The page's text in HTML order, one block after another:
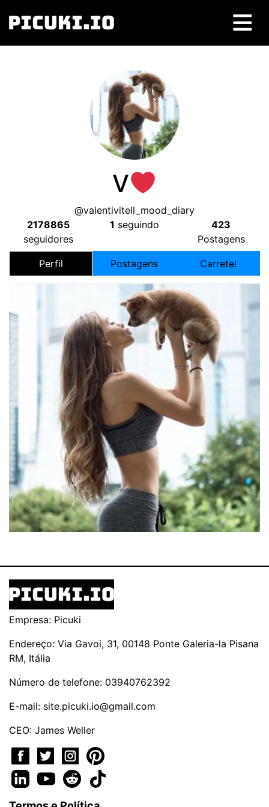
V
@valentivitell_mood_diary
2178865
seguidores
1 seguindo
423
Postagens
Perfil Postagens Carretel
Empresa: Picuki
Endereço: Via Gavoi, 31, 00148 Ponte Galeria-la Pisana
RM, Itália
Número de telefone: 03940762392
E-mail: site.picuki.io@gmail.com
CEO: James Weller